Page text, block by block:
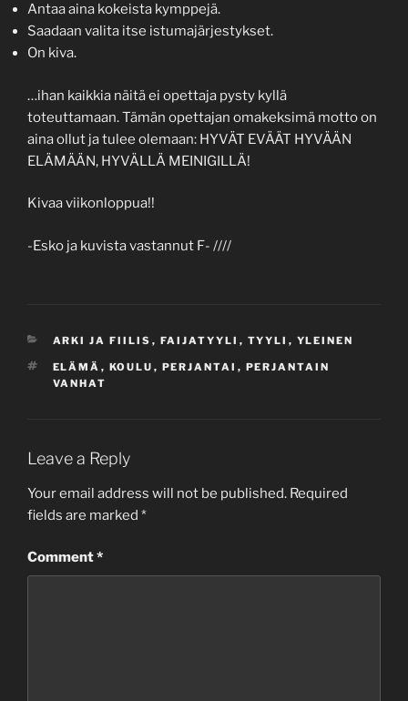
Antaa aina kokeista kymppejä.
Saadaan valita itse istumajärjestykset.
On kiva.
…ihan kaikkia näitä ei opettaja pysty kyllä
toteuttamaan. Tämän opettajan omakeksimä motto on
aina ollut ja tulee olemaan: HYVÄT EVÄÄT HYVÄÄN
ELÄMÄÄN, HYVÄLLÄ MEINIGILLÄ!
Kivaa viikonloppua!!
-Esko ja kuvista vastannut F- ////
CATEGORIES
ARKI JA FIILIS , FAIJATYYLI , TYYLI , YLEINEN
TAGS
ELÄMÄ , KOULU , PERJANTAI , PERJANTAIN
VANHAT
Leave a Reply
Your email address will not be published. Required
fields are marked *
Comment*